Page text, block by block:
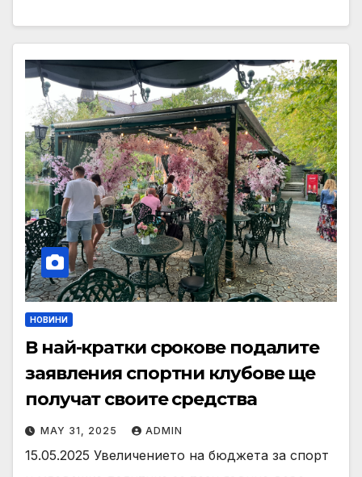
НОВИНИ
В най-кратки срокове подалите
заявления спортни клубове ще
получат своите средства
MAY 31, 2025 ADMIN
15.05.2025 Увеличението на бюджета за спорт